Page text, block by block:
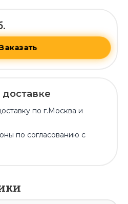
Заказать
по г.Москва и
по согласованию с